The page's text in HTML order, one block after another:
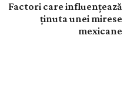
Factori care influențează
ținuta unei mirese
mexicane